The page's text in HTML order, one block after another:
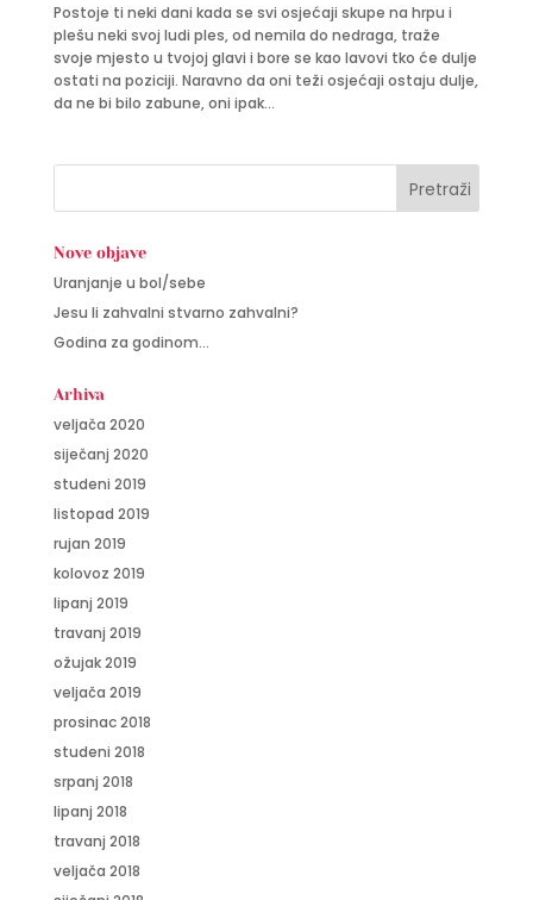
Postoje ti neki dani kada se svi osjećaji skupe na hrpu i
plešu neki svoj ludi ples, od nemila do nedraga, traže
svoje mjesto u tvojoj glavi i bore se kao lavovi tko će dulje
ostati na poziciji. Naravno da oni teži osjećaji ostaju dulje,
da ne bi bilo zabune, oni ipak...
Nove objave
Uranjanje u bol/sebe
Jesu li zahvalni stvarno zahvalni?
Godina za godinom…
Arhiva
veljača 2020
siječanj 2020
studeni 2019
listopad 2019
rujan 2019
kolovoz 2019
lipanj 2019
travanj 2019
ožujak 2019
veljača 2019
prosinac 2018
studeni 2018
srpanj 2018
lipanj 2018
travanj 2018
veljača 2018